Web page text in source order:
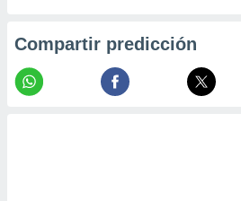
Compartir predicción